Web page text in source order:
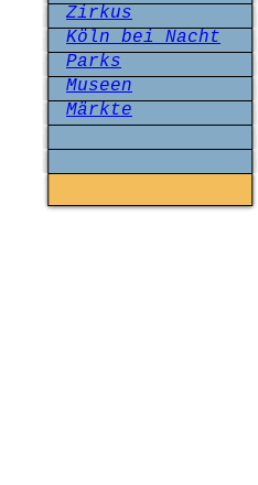
Zirkus
Köln bei Nacht
Parks
Museen
Märkte